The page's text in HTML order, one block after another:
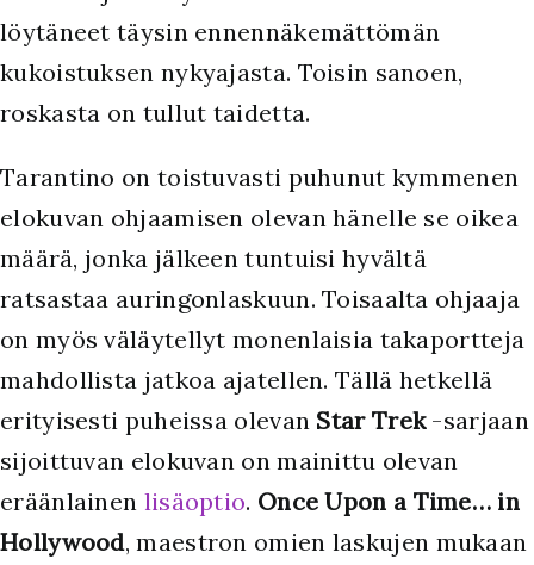
löytäneet täysin ennennäkemättömän
kukoistuksen nykyajasta. Toisin sanoen,
roskasta on tullut taidetta.
Tarantino on toistuvasti puhunut kymmenen
elokuvan ohjaamisen olevan hänelle se oikea
määrä, jonka jälkeen tuntuisi hyvältä
ratsastaa auringonlaskuun. Toisaalta ohjaaja
on myös väläytellyt monenlaisia takaportteja
mahdollista jatkoa ajatellen. Tällä hetkellä
erityisesti puheissa olevan Star Trek -sarjaan
sijoittuvan elokuvan on mainittu olevan
eräänlainen lisäoptio. Once Upon a Time… in
Hollywood, maestron omien laskujen mukaan